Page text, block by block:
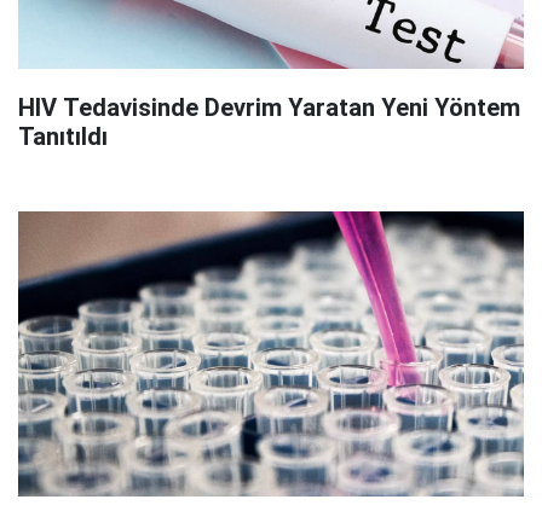
HIV Tedavisinde Devrim Yaratan Yeni Yöntem
Tanıtıldı